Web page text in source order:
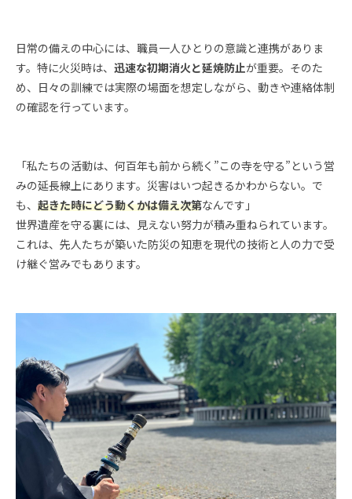
日常の備えの中心には、職員一人ひとりの意識と連携がありま
す。特に火災時は、 迅速な初期消火と延焼防止が重要。そのた
め、日々の訓練では実際の場面を想定しながら、動きや連絡体制
の確認を行っています。
「私たちの活動は、何百年も前から続く”この寺を守る”という営
みの延長線上にあります。災害はいつ起きるかわからない。で
も、 起きた時にどう動くかは備え次第なんです」
世界遺産を守る裏には、見えない努力が積み重ねられています。
これは、先人たちが築いた防災の知恵を現代の技術と人の力で受
け継ぐ営みでもあります。